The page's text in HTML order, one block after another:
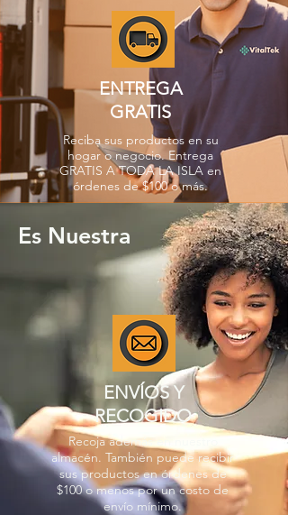
ENTREGA
GRATIS
Reciba sus productos en su
hogar o negocio. Entrega
GRATIS A TODA LA ISLA en
órdenes de $100 o más.
Es Nuestra
ENVÍOS Y
RECOGIDO
Recoja además en nuestro
almacén. También puede recibir
sus productos en órdenes de
$100 o menos por un costo de
envío mínimo.